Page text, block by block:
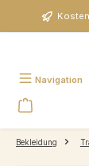
Zum Hauptinhalt
Navigation
Bekleidung